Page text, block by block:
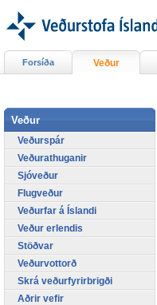
Forsíða Veður
Veður
Veðurspár
Veðurathuganir
Sjóveður
Flugveður
Veðurfar á Íslandi
Veður erlendis
Stöðvar
Veðurvottorð
Skrá veðurfyrirbrigði
Aðrir vefir